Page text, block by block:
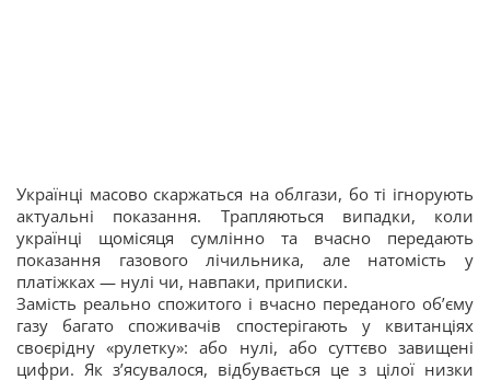
Українці масово скаржаться на облгази, бо ті ігнорують
актуальні показання. Трапляються випадки, коли
українці щомісяця сумлінно та вчасно передають
показання газового лічильника, але натомість у
платіжках — нулі чи, навпаки, приписки.
Замість реально спожитого і вчасно переданого об’єму
газу багато споживачів спостерігають у квитанціях
своєрідну «рулетку»: або нулі, або суттєво завищені
цифри. Як з’ясувалося, відбувається це з цілої низки